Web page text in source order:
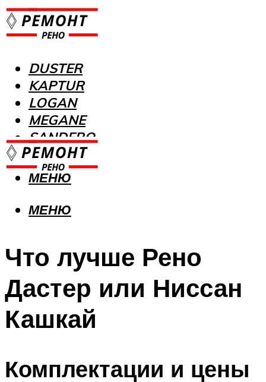
DUSTER
KAPTUR
LOGAN
MEGANE
SANDERO
МЕНЮ
МЕНЮ
Что лучше Рено
Дастер или Ниссан
Кашкай
Комплектации и цены